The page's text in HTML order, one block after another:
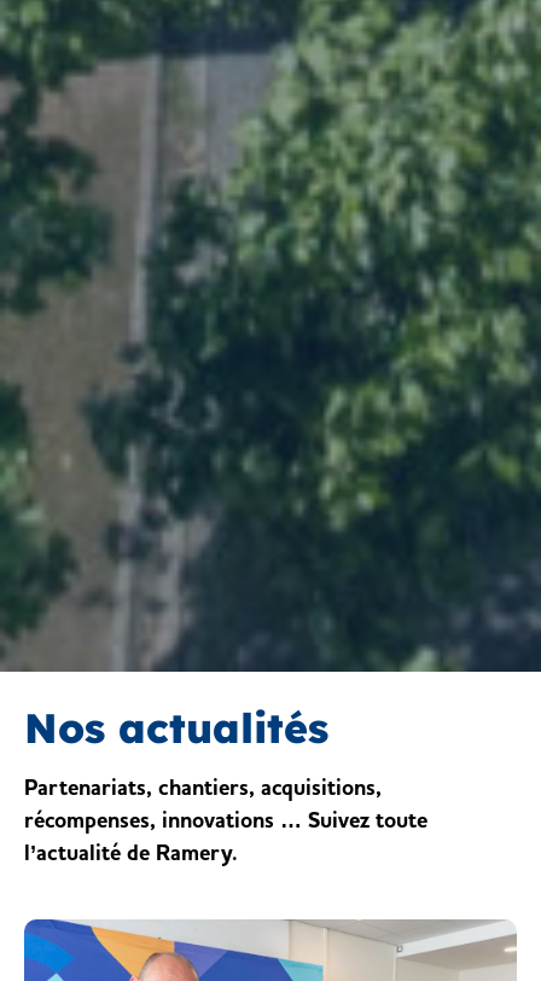
Nos actualités
Partenariats, chantiers, acquisitions,
récompenses, innovations … Suivez toute
l’actualité de Ramery.